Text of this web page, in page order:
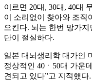
이르면 20대, 30대, 40대
이 소리없이 찾아와 조직
으킨다. 뇌는 한번 망가
단이 절실하다.
일본 대뇌생리학 대가인
정상적인 40ㆍ50대 가운
견되고 있다”고 지적했다